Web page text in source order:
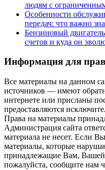
людям с
Особенности
передач: что важно
Бензиновый
счетов и куда он
Информация для
Все материалы на данном
источников — имеют
интернете или присланы
предоставляются
Права на материалы
Администрация сайта
материала не несет. Если
материалы, которые
принадлежащие Вам,
пожалуйста, сообщите нам